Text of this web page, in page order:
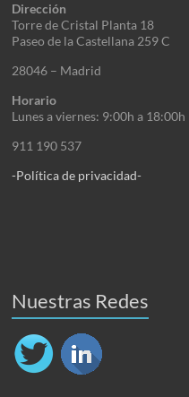
Dirección
Torre de Cristal Planta 18
Paseo de la Castellana 259 C
28046 – Madrid
Horario
Lunes a viernes: 9:00h a 18:00h
911 190 537
-Política de privacidad-
Nuestras Redes